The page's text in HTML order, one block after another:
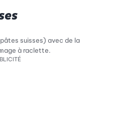
suisses) avec de la
à raclette.